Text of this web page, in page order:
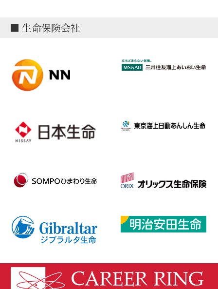
■ 生命保険会社